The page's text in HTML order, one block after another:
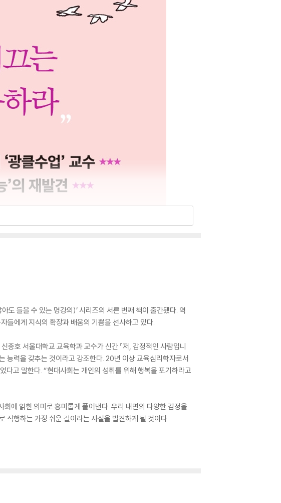
도 들을 수 있는 명강의)’ 시리즈의 서른 번째 책이 출간됐다. 역
들에게 지식의 확장과 배움의 기쁨을 선사하고 있다.
호 서울대학교 교육학과 교수가 신간 『저, 감정적인 사람입니
능력을 갖추는 것이라고 강조한다. 20년 이상 교육심리학자로서
다고 말한다. “현대사회는 개인의 성취를 위해 행복을 포기하라고
에 얽힌 의미로 흥미롭게 풀어낸다. 우리 내면의 다양한 감정을
직행하는 가장 쉬운 길이라는 사실을 발견하게 될 것이다.